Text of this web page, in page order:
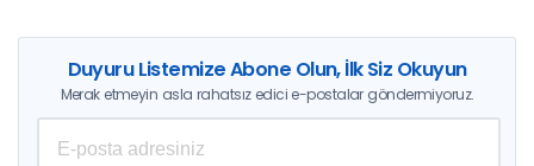
Duyuru Listemize Abone Olun, İlk Siz Okuyun
Merak etmeyin asla rahatsız edici e-postalar göndermiyoruz.